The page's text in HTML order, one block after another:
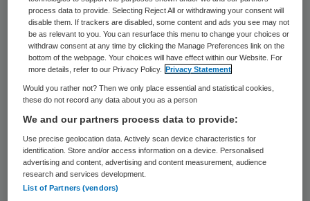
in klachtenbehandeling opgebouwd, die de
afgelopen jaren is uitgebreid met
calamiteitenonderzoek, geschillenafhandeling
en opleidingen. Onze kracht: absolute
onafhankelijkheid en betrouwbaarheid en de
gedrevenheid van onze professionals om tot
evenwichtige oplossingen te komen.
Vertrouwen
Het is voor u belangrijk om het vertrouwen
van uw cliënt terug te winnen. Cruciaal
process data to provide. Selecting Reject All or withdrawing your consent will
disable them. If trackers are disabled, some content and ads you see may not
be as relevant to you. You can resurface this menu to change your choices or
withdraw consent at any time by clicking the Manage Preferences link on the
bottom of the webpage. Your choices will have effect within our Website. For
more details, refer to our Privacy Policy.
Privacy Statement
Would you rather not? Then we only place essential and statistical cookies,
these do not record any data about you as a person
We and our partners process data to provide:
Use precise geolocation data. Actively scan device characteristics for
identification. Store and/or access information on a device. Personalised
advertising and content, advertising and content measurement, audience
research and services development.
List of Partners (vendors)